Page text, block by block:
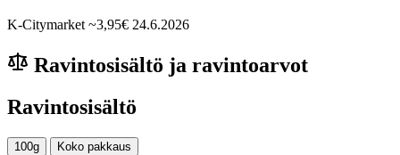
K-Citymarket ~3,95€ 24.6.2026
Ravintosisältö ja ravintoarvot
Ravintosisältö
100g Koko pakkaus